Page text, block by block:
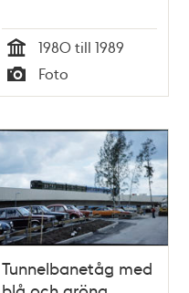
Tid
1980 till 1989
Typ
Foto
Tunnelbanetåg med